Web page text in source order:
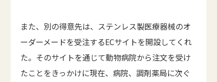
また、別の得意先は、ステンレス製医療器械のオ
ーダーメードを受注するECサイトを開設してくれ
た。そのサイトを通じて動物病院から注文を受け
たことをきっかけに現在、病院、調剤薬局に次ぐ